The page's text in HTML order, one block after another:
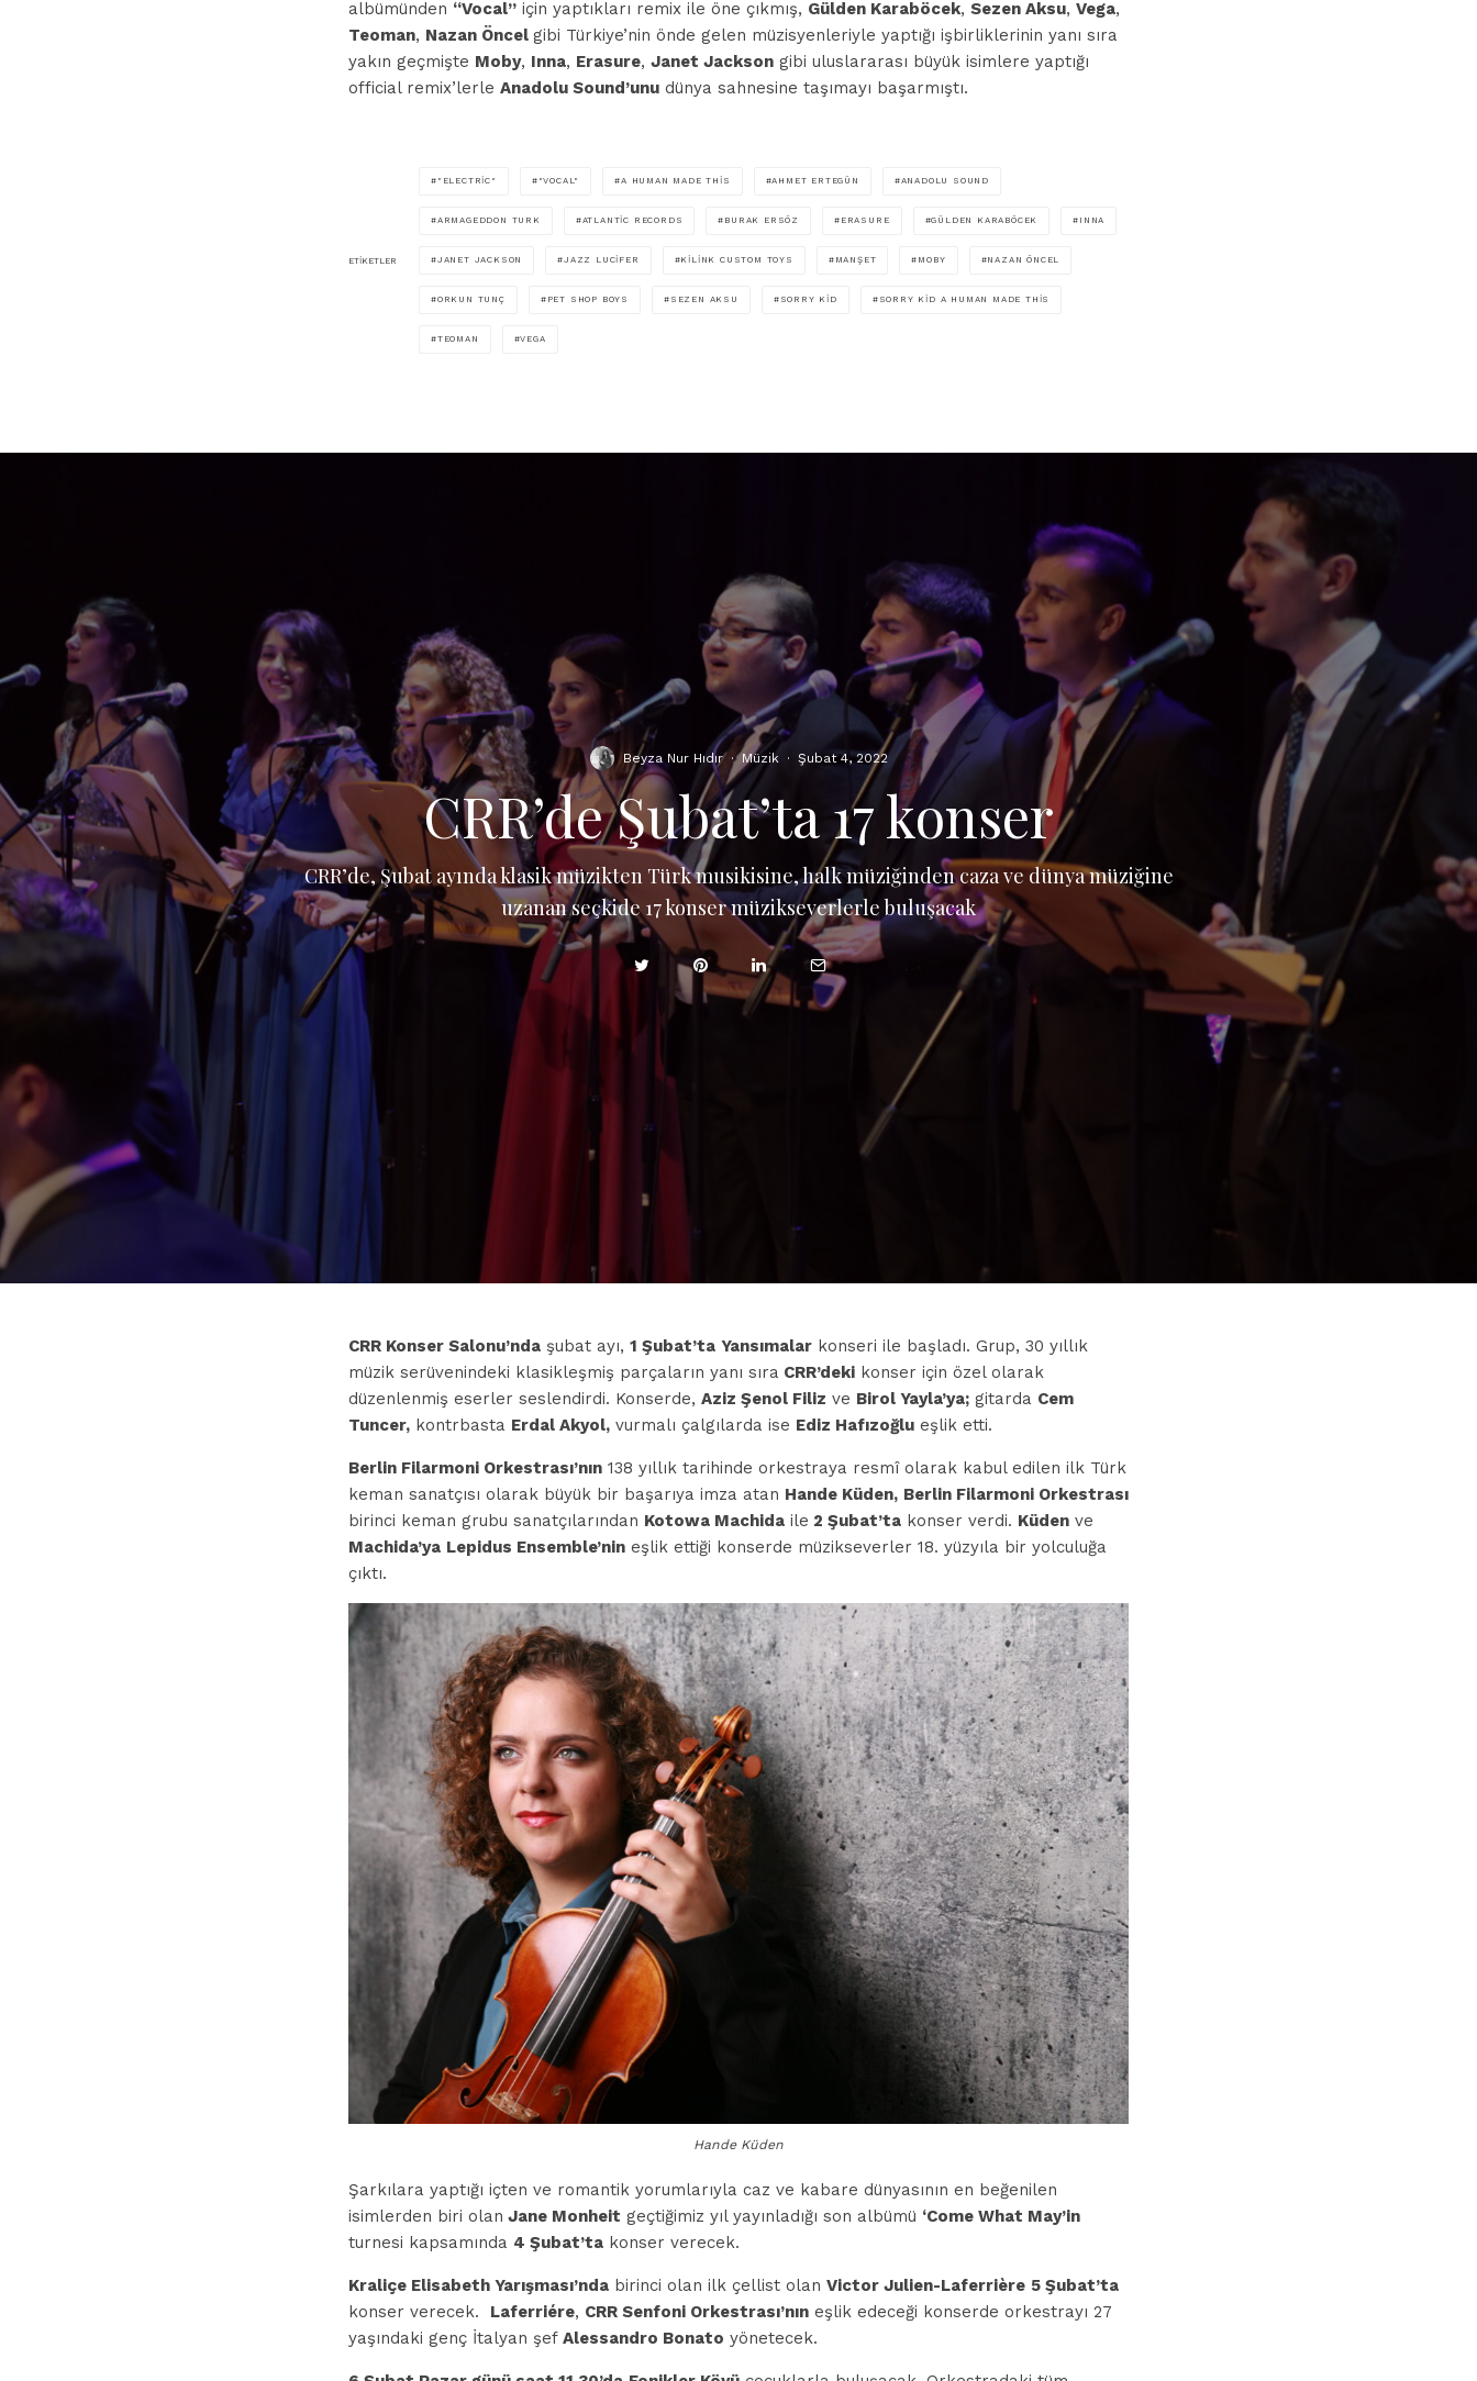
albümünden “Vocal” için yaptıkları remix ile öne çıkmış, Gülden Karaböcek, Sezen Aksu, Vega,
Teoman, Nazan Öncel gibi Türkiye’nin önde gelen müzisyenleriyle yaptığı işbirliklerinin yanı sıra
yakın geçmişte Moby, Inna, Erasure, Janet Jackson gibi uluslararası büyük isimlere yaptığı
official remix’lerle Anadolu Sound’unu dünya sahnesine taşımayı başarmıştı.
ETIKETLER
"ELECTRIC" "VOCAL" A HUMAN MADE THIS AHMET ERTEGÜN ANADOLU SOUND
ARMAGEDDON TURK ATLANTIC RECORDS BURAK ERSÖZ ERASURE GÜLDEN KARABÖCEK INNA
JANET JACKSON JAZZ LUCIFER KILINK CUSTOM TOYS MANŞET MOBY NAZAN ÖNCEL
ORKUN TUNÇ PET SHOP BOYS SEZEN AKSU SORRY KID SORRY KID A HUMAN MADE THIS
TEOMAN VEGA
Beyza Nur Hıdır · Müzik · Şubat 4, 2022
CRR’de Şubat’ta 17 konser
CRR’de, Şubat ayında klasik müzikten Türk musikisine, halk müziğinden caza ve dünya müziğine
uzanan seçkide 17 konser müzikseverlerle buluşacak
CRR Konser Salonu’nda şubat ayı, 1 Şubat’ta Yansımalar konseri ile başladı. Grup, 30 yıllık
müzik serüvenindeki klasikleşmiş parçaların yanı sıra CRR’deki konser için özel olarak
düzenlenmiş eserler seslendirdi. Konserde, Aziz Şenol Filiz ve Birol Yayla’ya; gitarda Cem
Tuncer, kontrbasta Erdal Akyol, vurmalı çalgılarda ise Ediz Hafızoğlu eşlik etti.
Berlin Filarmoni Orkestrası’nın 138 yıllık tarihinde orkestraya resmî olarak kabul edilen ilk Türk
keman sanatçısı olarak büyük bir başarıya imza atan Hande Küden, Berlin Filarmoni Orkestrası
birinci keman grubu sanatçılarından Kotowa Machida ile 2 Şubat’ta konser verdi. Küden ve
Machida’ya Lepidus Ensemble’nin eşlik ettiği konserde müzikseverler 18. yüzyıla bir yolculuğa
çıktı.
Hande Küden
Şarkılara yaptığı içten ve romantik yorumlarıyla caz ve kabare dünyasının en beğenilen
isimlerden biri olan Jane Monheit geçtiğimiz yıl yayınladığı son albümü ‘Come What May’in
turnesi kapsamında 4 Şubat’ta konser verecek.
Kraliçe Elisabeth Yarışması’nda birinci olan ilk çellist olan Victor Julien-Laferrière 5 Şubat’ta
konser verecek. Laferriére, CRR Senfoni Orkestrası’nın eşlik edeceği konserde orkestrayı 27
yaşındaki genç İtalyan şef Alessandro Bonato yönetecek.